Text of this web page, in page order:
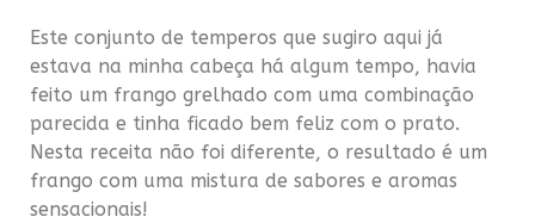
Este conjunto de temperos que sugiro aqui já
estava na minha cabeça há algum tempo, havia
feito um frango grelhado com uma combinação
parecida e tinha ficado bem feliz com o prato.
Nesta receita não foi diferente, o resultado é um
frango com uma mistura de sabores e aromas
sensacionais!